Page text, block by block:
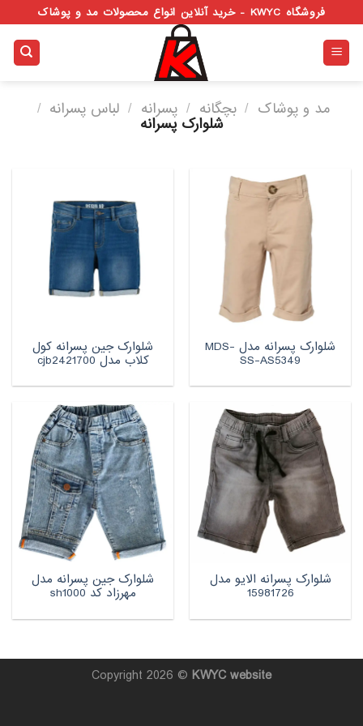
to
content
فروشگاه KWYC - خرید آنلاین انواع محصولات مد و پوشاک
مد و پوشاک / بچگانه / پسرانه / لباس پسرانه /
شلوارک پسرانه
شلوارک پسرانه مدل MDS-
SS-AS5349
شلوارک جین پسرانه کول
کلاب مدل cjb2421700
شلوارک پسرانه الایو مدل
15981726
شلوارک جین پسرانه مدل
مهرزاد کد sh1000
Copyright 2026 © KWYCwebsite